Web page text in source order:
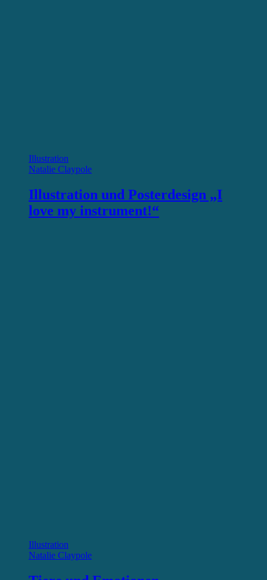
Illustration
Natalie Claypole
Illustration und Posterdesign „I
love my instrument!“
Illustration
Natalie Claypole